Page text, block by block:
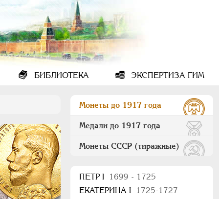
БИБЛИОТЕКА ЭКСПЕРТИЗА ГИМ
Монеты до 1917 года
Медали до 1917 года
Монеты СССР (тиражные)
ПEТР I
1699 - 1725
ЕКАТЕРИНА I
1725-1727